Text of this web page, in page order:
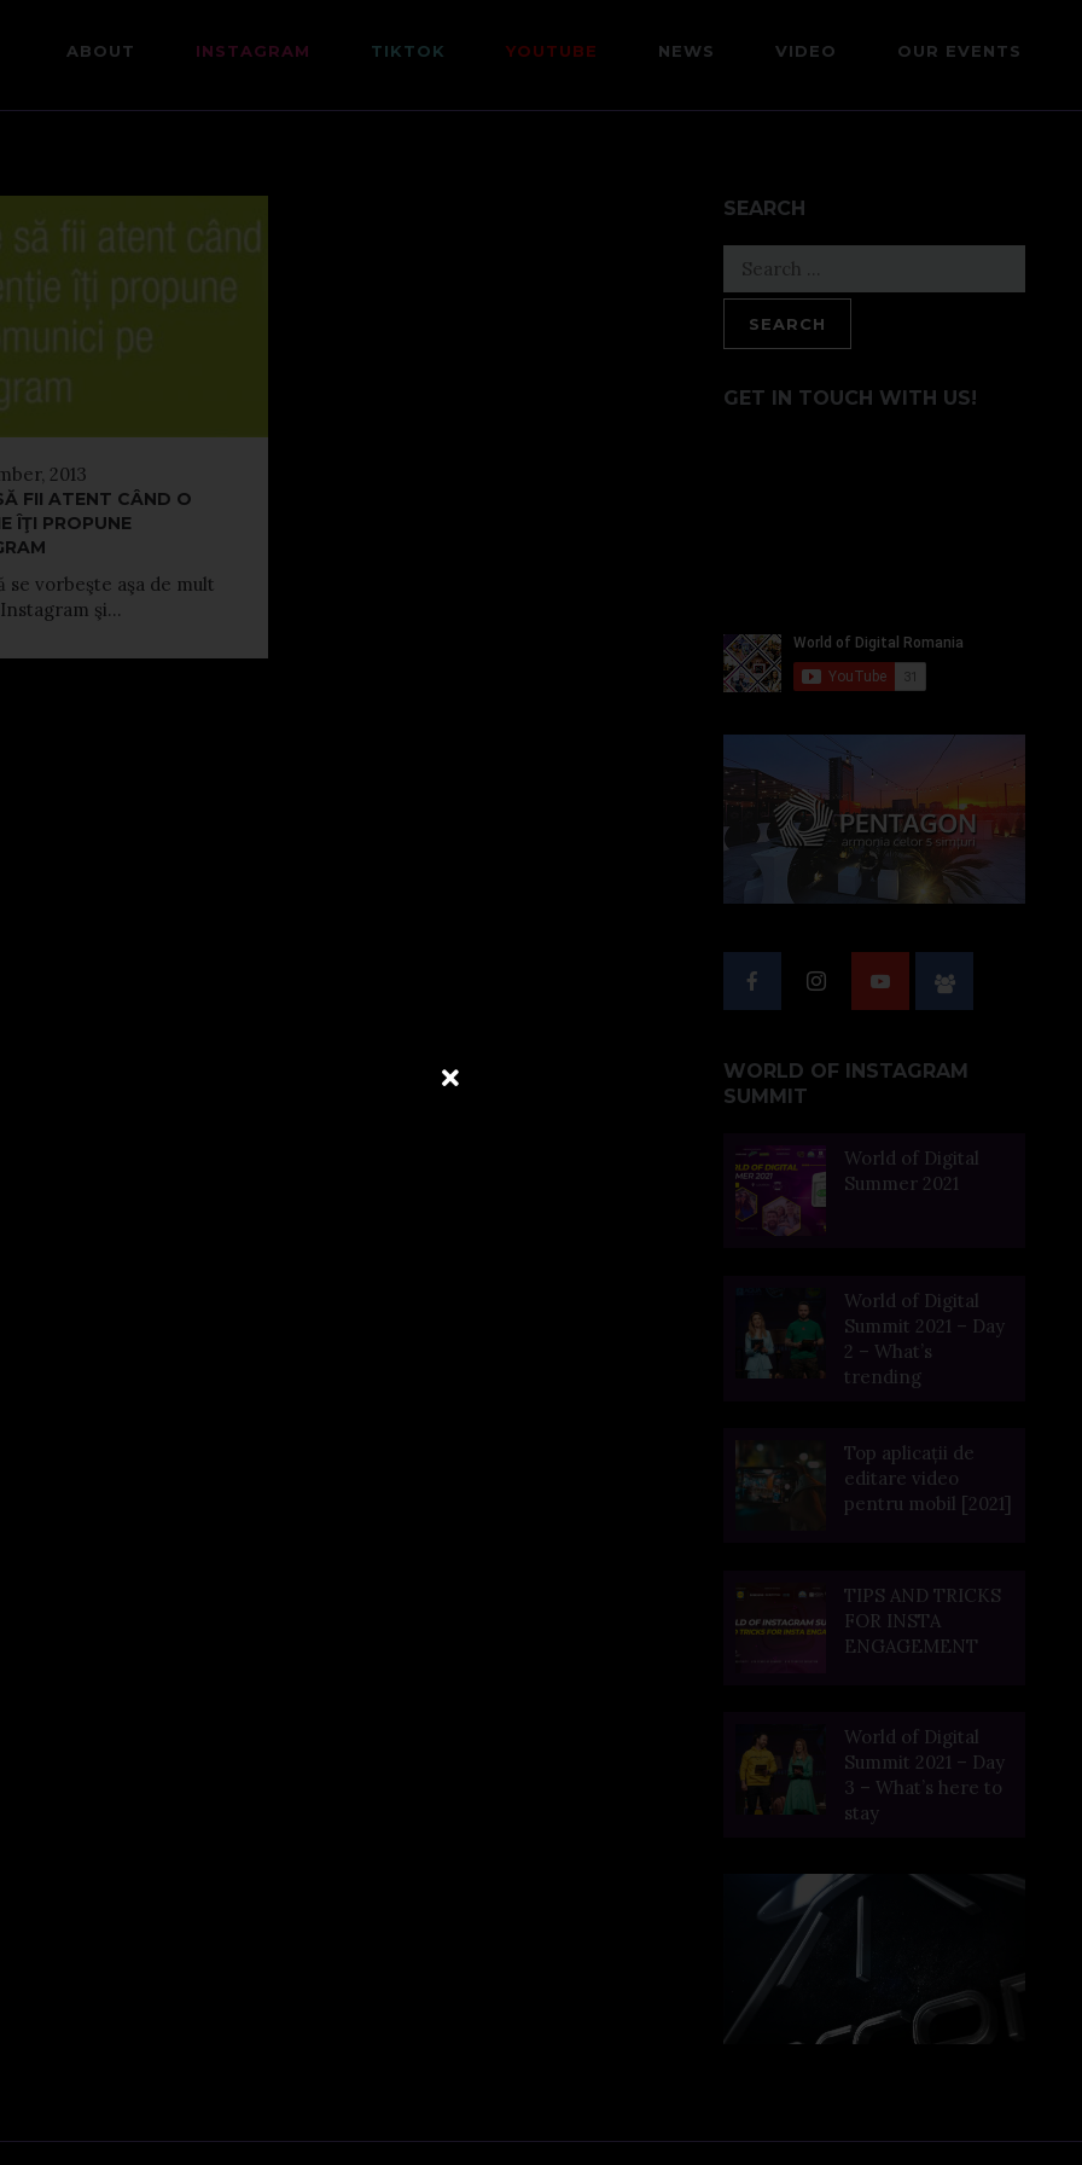
ABOUT INSTAGRAM TIKTOK YOUTUBE NEWS VIDEO OUR EVENTS
2013
FII ATENT CÂND O
ÎŢI PROPUNE
se vorbeşte aşa de mult
şi...
SEARCH
Search
for:
GET IN TOUCH WITH US!
WORLD OF INSTAGRAM
SUMMIT
World of Digital
Summer 2021
World of Digital
Summit 2021 – Day
2 – What’s
trending
Top aplicații de
editare video
pentru mobil [2021]
TIPS AND TRICKS
FOR INSTA
ENGAGEMENT
World of Digital
Summit 2021 – Day
3 – What’s here to
stay